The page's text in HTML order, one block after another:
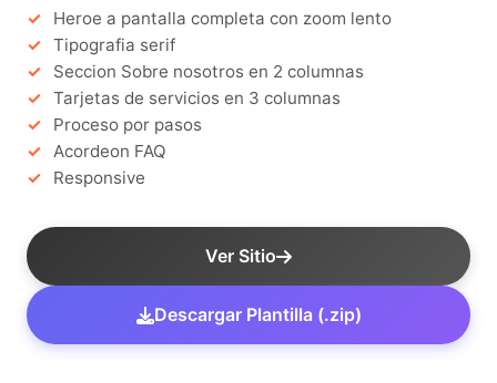
Heroe a pantalla completa con zoom lento
Tipografia serif
Seccion Sobre nosotros en 2 columnas
Tarjetas de servicios en 3 columnas
Proceso por pasos
Acordeon FAQ
Responsive
Ver Sitio
Descargar Plantilla (.zip)